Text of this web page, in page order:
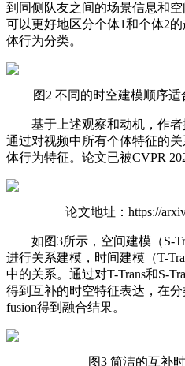
到同侧队友之间的场景信息和
可以更好地区分个体1和个体2
体行为分类。
图2 不同的时空建模顺序
基于上述观察和动机，作
通过对视频中所有个体特征的
体行为特征。论文已被CVPR
论文地址：https://
如图3所示，空间建模（S-
进行关系建模，时间建模（T-
中的关系。通过对T-Trans和S-
得到互补的时空特征表达，在
fusion得到融合结果。
图3 简洁的互补